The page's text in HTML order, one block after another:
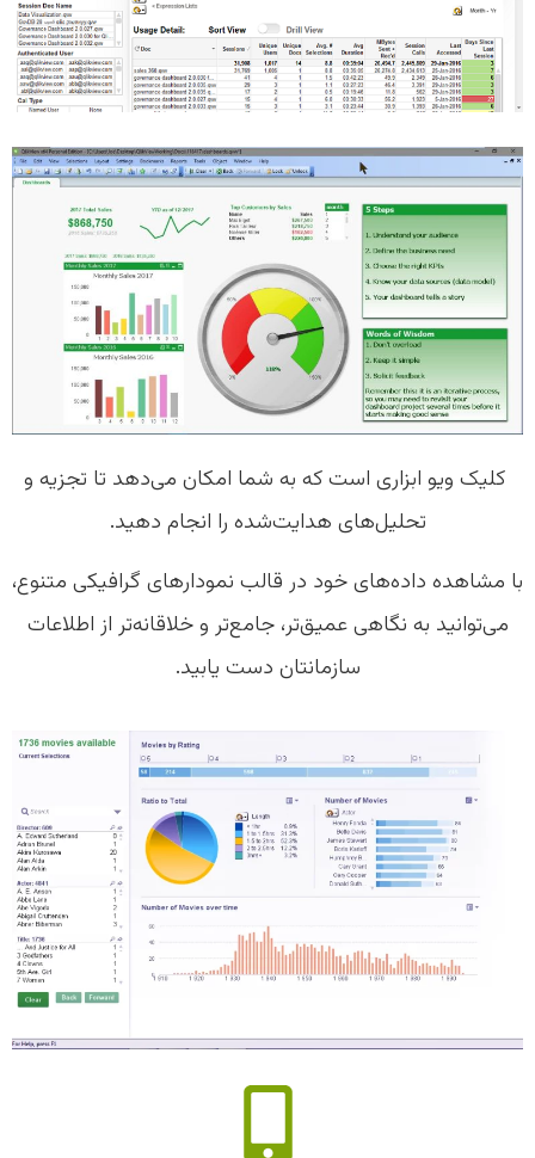
کلیک ویو ابزاری است که به شما امکان می‌دهد تا تجزیه و
تحلیل‌های هدایت‌شده را انجام دهید.
با مشاهده داده‌های خود در قالب نمودارهای گرافیکی متنوع،
می‌توانید به نگاهی عمیق‌تر، جامع‌تر و خلاقانه‌تر از اطلاعات
سازمانتان دست یابید.